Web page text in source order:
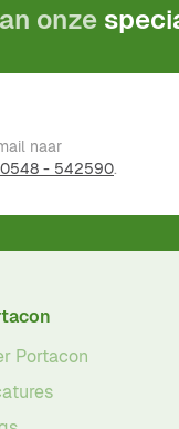
onze
naar
0548 - 542590.
Portacon